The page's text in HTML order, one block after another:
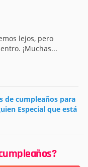
lejos, pero
¡Muchas...
de cumpleaños para
Especial que está